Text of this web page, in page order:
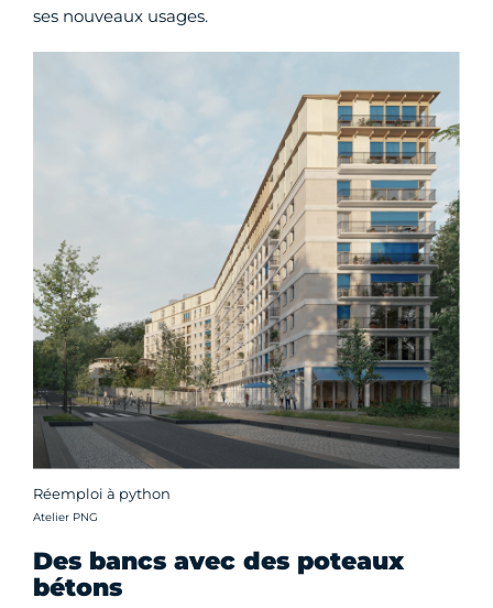
ses nouveaux usages.
Réemploi à python
Crédit photo :
Atelier PNG
Des bancs avec des poteaux
bétons